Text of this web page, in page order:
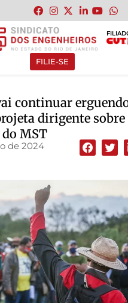
FILIE-SE
continuar
dirigente
MST
de 2024